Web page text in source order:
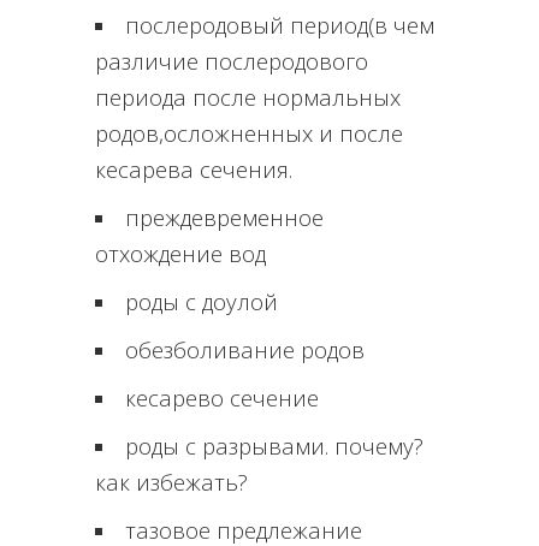
послеродовый период(в чем
различие послеродового
периода после нормальных
родов,осложненных и после
кесарева сечения.
преждевременное
отхождение вод
роды с доулой
обезболивание родов
кесарево сечение
роды с разрывами. почему?
как избежать?
тазовое предлежание